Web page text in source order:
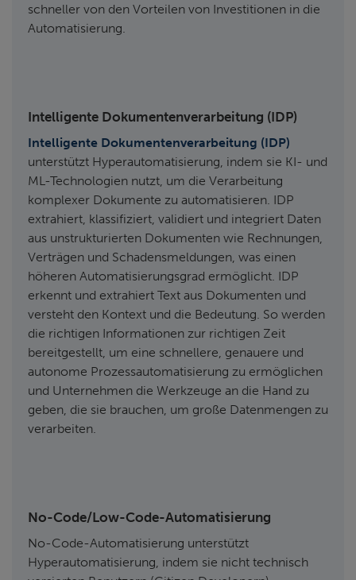
schneller von den Vorteilen von Investitionen in die
Automatisierung.
Intelligente Dokumentenverarbeitung (IDP)
Intelligente Dokumentenverarbeitung (IDP)
unterstützt Hyperautomatisierung, indem sie KI- und
ML-Technologien nutzt, um die Verarbeitung
komplexer Dokumente zu automatisieren. IDP
extrahiert, klassifiziert, validiert und integriert Daten
aus unstrukturierten Dokumenten wie Rechnungen,
Verträgen und Schadensmeldungen, was einen
höheren Automatisierungsgrad ermöglicht. IDP
erkennt und extrahiert Text aus Dokumenten und
versteht den Kontext und die Bedeutung. So werden
die richtigen Informationen zur richtigen Zeit
bereitgestellt, um eine schnellere, genauere und
autonome Prozessautomatisierung zu ermöglichen
und Unternehmen die Werkzeuge an die Hand zu
geben, die sie brauchen, um große Datenmengen zu
verarbeiten.
No-Code/Low-Code-Automatisierung
No-Code-Automatisierung unterstützt
Hyperautomatisierung, indem sie nicht technisch